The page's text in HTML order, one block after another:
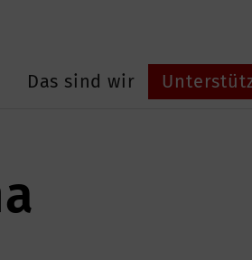
Das sind wir